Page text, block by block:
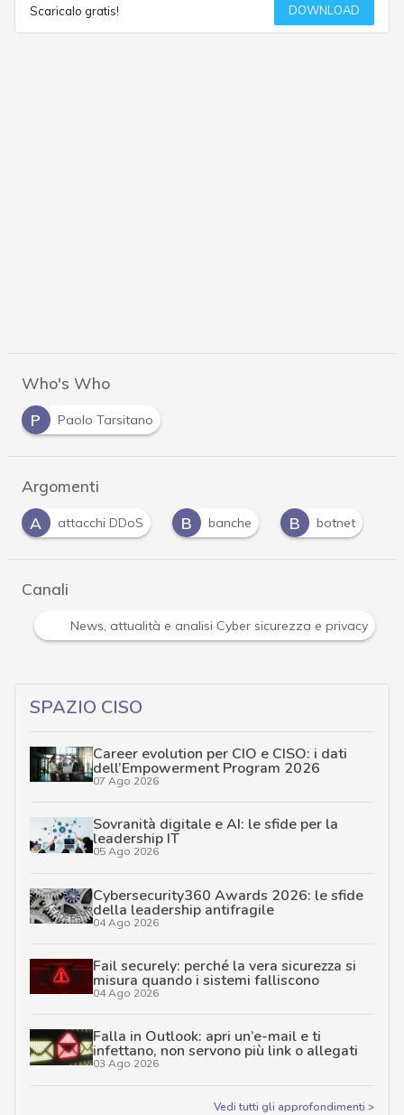
Scaricalo gratis! DOWNLOAD
Who's Who
P
Paolo Tarsitano
Argomenti
B
banche B botnet C cryptolocker
Canali
Attacchi hacker e Malware: le ultime news in tempo
SPAZIO CISO
Career evolution per CIO e CISO: i dati
dell’Empowerment Program 2026
07 Ago 2026
Sovranità digitale e AI: le sfide per la
leadership IT
05 Ago 2026
Cybersecurity360 Awards 2026: le sfide
della leadership antifragile
04 Ago 2026
Fail securely: perché la vera sicurezza si
misura quando i sistemi falliscono
04 Ago 2026
Falla in Outlook: apri un’e-mail e ti
infettano, non servono più link o allegati
03 Ago 2026
Vedi tutti gli approfondimenti >